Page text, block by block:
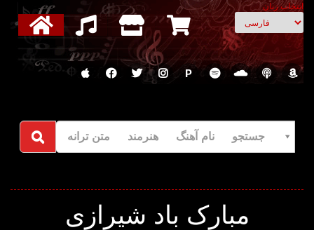
انتخاب زبان
P
جستجو نام آهنگ هنرمند متن ترانه
مبارک باد شیرازی